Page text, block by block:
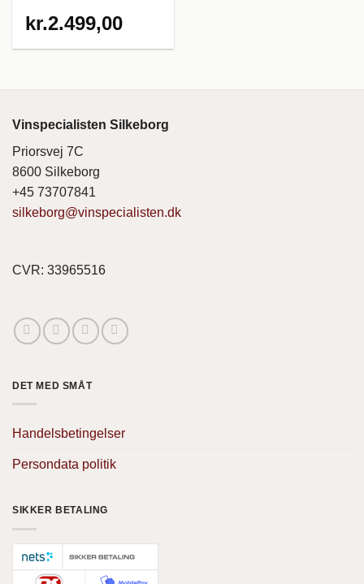
kr.2.499,00
Vinspecialisten Silkeborg
Priorsvej 7C
8600 Silkeborg
+45 73707841
silkeborg@vinspecialisten.dk
CVR: 33965516
DET MED SMÅT
Handelsbetingelser
Persondata politik
SIKKER BETALING